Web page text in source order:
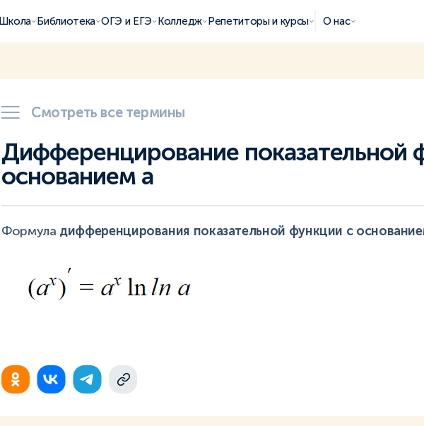
Школа Библиотека ОГЭ и ЕГЭ Колледж Репетиторы и курсы О нас
Смотреть все термины
Дифференцирование показательной
основанием а
Формула дифференцирования показательной функции с